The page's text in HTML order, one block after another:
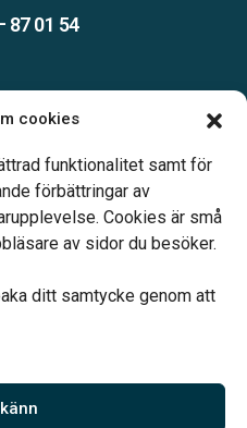
cookies
funktionalitet samt för
förbättringar av
Cookies är små
av sidor du besöker.
ditt samtycke genom att
87 01 54
med familjejuridiken –